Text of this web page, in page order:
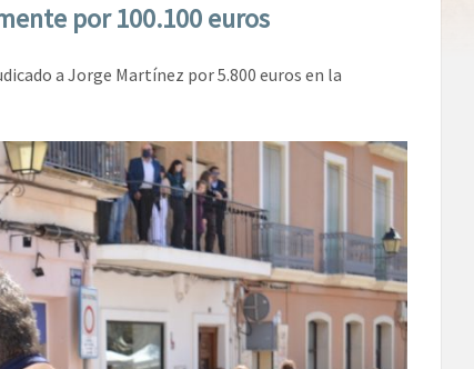
por 100.100 euros
a Jorge Martínez por 5.800 euros en la